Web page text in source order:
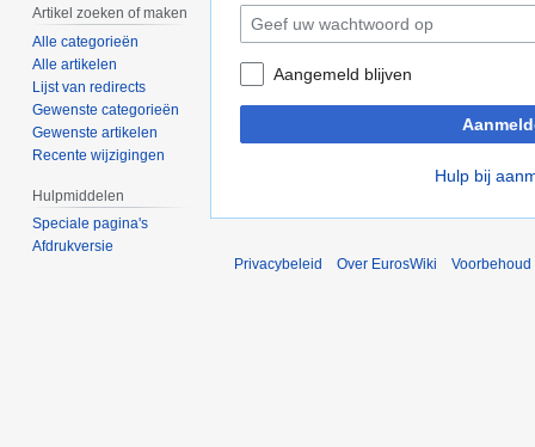
Aangemeld blijven
Hulp bij
Artikel zoeken of maken
Alle categorieën
Alle artikelen
Lijst van redirects
Gewenste categorieën
Gewenste artikelen
Recente wijzigingen
Hulpmiddelen
Speciale pagina's
Afdrukversie
Privacybeleid
Over EurosWiki Voorbehoud